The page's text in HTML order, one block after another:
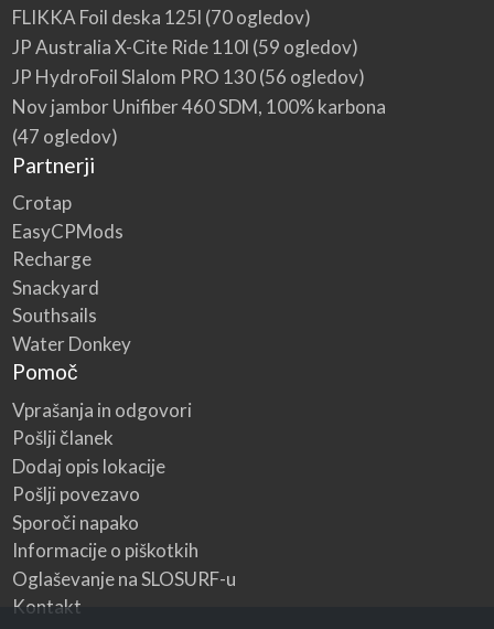
FLIKKA Foil deska 125l (70 ogledov)
JP Australia X-Cite Ride 110l (59 ogledov)
JP HydroFoil Slalom PRO 130(56 ogledov)
Nov jambor Unifiber 460 SDM, 100% karbona
(47 ogledov)
Partnerji
Crotap
EasyCPMods
Recharge
Snackyard
Southsails
Water Donkey
Pomoč
Vprašanja in odgovori
Pošlji članek
Dodaj opis lokacije
Pošlji povezavo
Sporoči napako
Informacije o piškotkih
Oglaševanje na SLOSURF-u
Kontakt